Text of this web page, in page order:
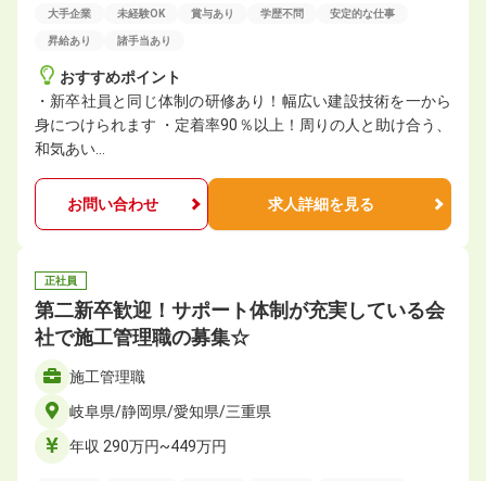
大手企業 未経験OK 賞与あり 学歴不問 安定的な仕事
昇給あり 諸手当あり
おすすめポイント
・新卒社員と同じ体制の研修あり！幅広い建設技術を一から
身につけられます ・定着率90％以上！周りの⼈と助け合う、
和気あい…
お問い合わせ 求人詳細を見る
正社員
第二新卒歓迎！サポート体制が充実している会
社で施工管理職の募集☆
施工管理職
岐阜県/静岡県/愛知県/三重県
年収 290万円~449万円